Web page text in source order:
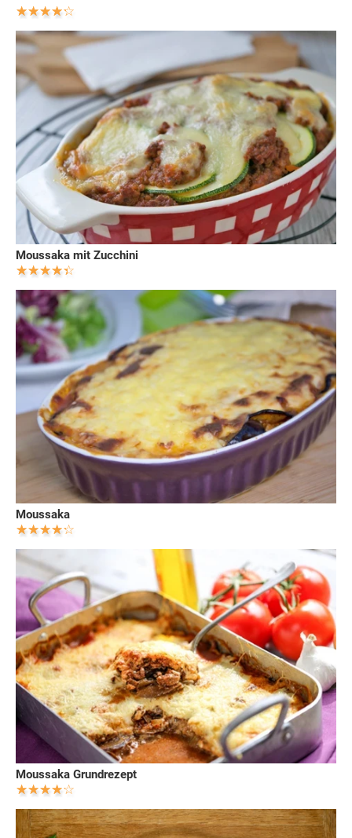
Moussaka mit Zucchini
Moussaka
Moussaka Grundrezept